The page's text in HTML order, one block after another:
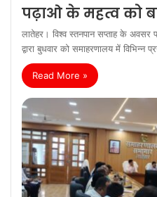
लातेहर। विश्व स्तनपान सप्ताह के अवसर
द्वारा बुधवार को समाहरणालय में विभिन्न
Read More »